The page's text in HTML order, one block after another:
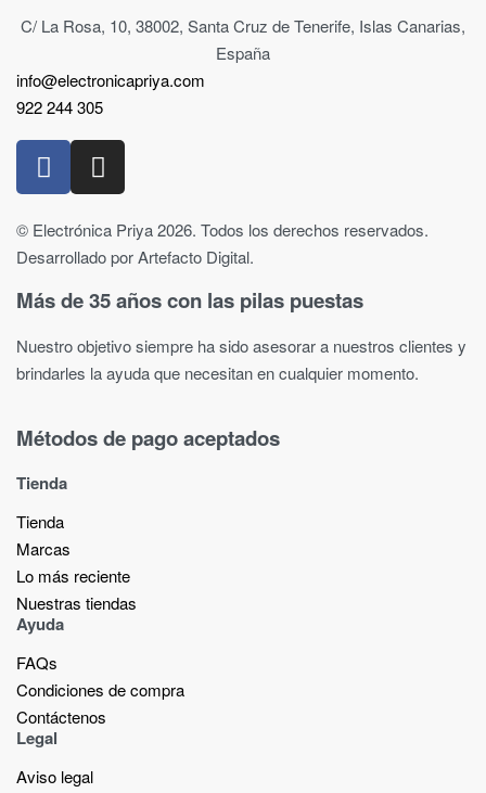
C/ La Rosa, 10, 38002, Santa Cruz de Tenerife, Islas Canarias,
España
info@electronicapriya.com
922 244 305
© Electrónica Priya 2026. Todos los derechos reservados.
Desarrollado por Artefacto Digital.
Más de 35 años con las pilas puestas
Nuestro objetivo siempre ha sido asesorar a nuestros clientes y
brindarles la ayuda que necesitan en cualquier momento.
Métodos de pago aceptados
Tienda
Tienda
Marcas
Lo más reciente​
Nuestras tiendas​
Ayuda
FAQs
Condiciones de compra
Contáctenos
Legal
Aviso legal